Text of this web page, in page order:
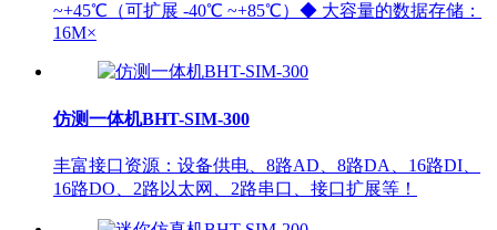
~+45℃（可扩展 -40℃ ~+85℃）◆ 大容量的数据存储：
16M×
仿测一体机BHT-SIM-300
丰富接口资源：设备供电、8路AD、8路DA、16路DI、
16路DO、2路以太网、2路串口、接口扩展等！